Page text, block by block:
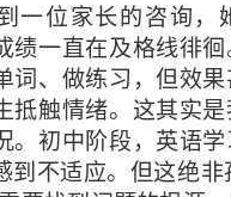
一位家长的咨询，
绩一直在及格线徘
词、做练习，但效
抵触情绪。这其实
。初中阶段，英语
到不适应。但这绝非